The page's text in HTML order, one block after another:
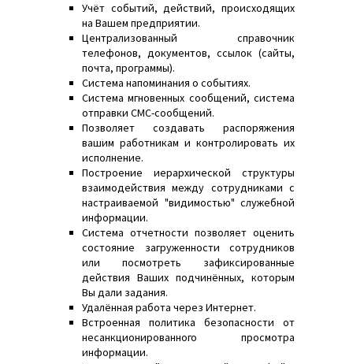
Учёт событий, действий, происходящих
на Вашем предприятии.
Централизованный справочник
телефонов, документов, ссылок (сайты,
почта, программы).
Система напоминания о событиях.
Система мгновенных сообщений, система
отправки СМС-сообщений.
Позволяет создавать распоряжения
вашим работникам и контролировать их
исполнение.
Построение иерархической структуры
взаимодействия между сотрудниками с
настраиваемой "видимостью" служебной
информации.
Система отчетности позволяет оценить
состояние загруженности сотрудников
или посмотреть зафиксированные
действия Ваших подчинённых, которым
Вы дали задания.
Удалённая работа через Интернет.
Встроенная политика безопасности от
несанкционированного просмотра
информации.